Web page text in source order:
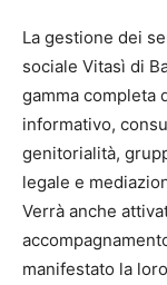
La gestione dei
sociale Vitasì di
gamma completa
informativo,
genitorialità,
legale e
Verrà anche
manifestato la